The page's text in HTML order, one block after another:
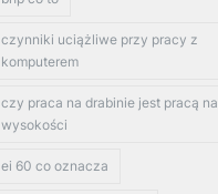
czynniki uciążliwe przy pracy z
komputerem
czy praca na drabinie jest pracą na
wysokości
ei 60 co oznacza